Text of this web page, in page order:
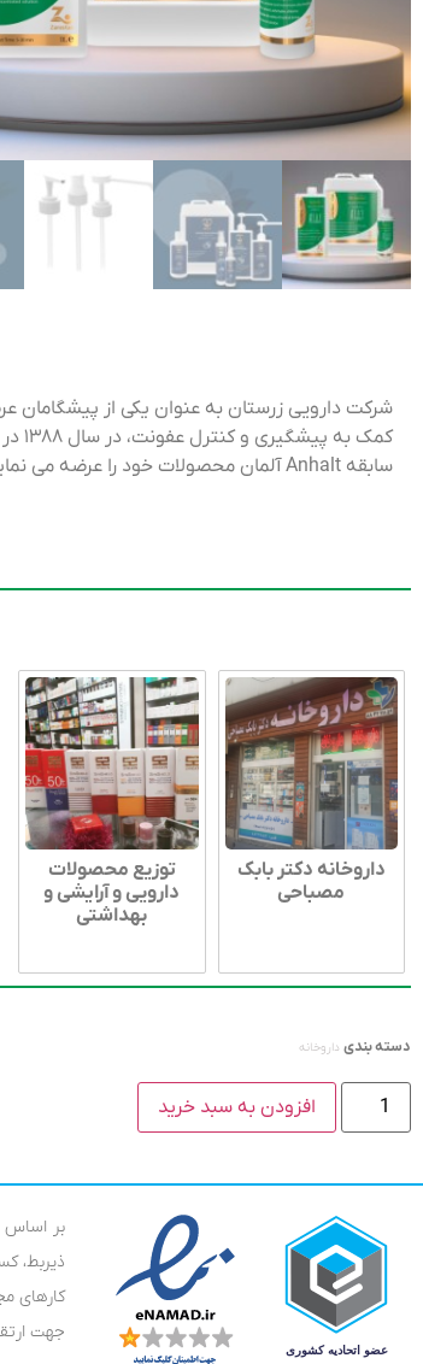
شرکت دارویی زرستان به عنوان یکی از
سابقه Anhalt آلمان محصولات خود را عرضه می نماید.
داروخانه دکتر بابک
مصباحی
توزیع محصولات
دارویی و آرایشی و
بهداشتی
دسته بندی داروخانه
افزودن به سبد خرید
ذیربط،
کارهای
جهت